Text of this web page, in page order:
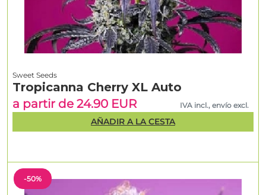
-50%
Sweet Seeds
Tropicanna Cherry XL Auto
a partir de 24.90 EUR
IVA incl., envío excl.
AÑADIR A LA CESTA